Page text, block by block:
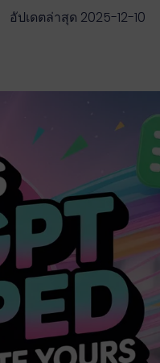
อัปเดตล่าสุด 2025-12-10